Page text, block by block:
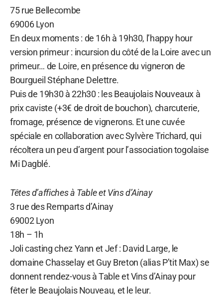
75 rue Bellecombe
69006 Lyon
En deux moments : de 16h à 19h30, l’happy hour
version primeur : incursion du côté de la Loire avec un
primeur… de Loire, en présence du vigneron de
Bourgueil Stéphane Delettre.
Puis de 19h30 à 22h30 : les Beaujolais Nouveaux à
prix caviste (+3€ de droit de bouchon), charcuterie,
fromage, présence de vignerons. Et une cuvée
spéciale en collaboration avec Sylvère Trichard, qui
récoltera un peu d’argent pour l’association togolaise
Mi Dagblé.
Têtes d’affiches à Table et Vins d’Ainay
3 rue des Remparts d’Ainay
69002 Lyon
18h – 1h
Joli casting chez Yann et Jef : David Large, le
domaine Chasselay et Guy Breton (alias P’tit Max) se
donnent rendez-vous à Table et Vins d’Ainay pour
fêter le Beaujolais Nouveau, et le leur.